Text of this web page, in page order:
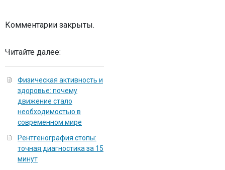
Комментарии закрыты.
Читайте далее:
Физическая активность и
здоровье: почему
движение стало
необходимостью в
современном мире
Рентгенография стопы:
точная диагностика за 15
минут